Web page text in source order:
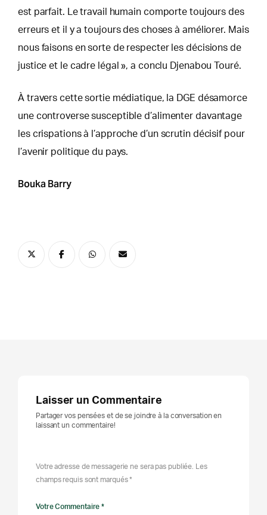
est parfait. Le travail humain comporte toujours des
erreurs et il y a toujours des choses à améliorer. Mais
nous faisons en sorte de respecter les décisions de
justice et le cadre légal », a conclu Djenabou Touré.
À travers cette sortie médiatique, la DGE désamorce
une controverse susceptible d’alimenter davantage
les crispations à l’approche d’un scrutin décisif pour
l’avenir politique du pays.
Bouka Barry
Laisser un Commentaire
Partager vos pensées et de se joindre à la conversation en
laissant un commentaire!
Votre adresse de messagerie ne sera pas publiée. Les
champs requis sont marqués *
Votre Commentaire *